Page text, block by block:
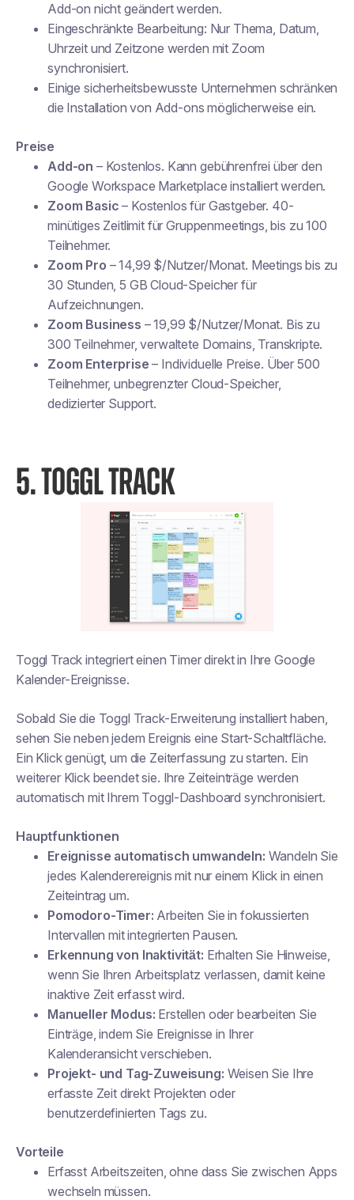
Add-on nicht geändert werden.
Eingeschränkte Bearbeitung: Nur Thema, Datum,
Uhrzeit und Zeitzone werden mit Zoom
synchronisiert.
Einige sicherheitsbewusste Unternehmen schränken
die Installation von Add-ons möglicherweise ein.
Preise
Add-on – Kostenlos. Kann gebührenfrei über den
Google Workspace Marketplace installiert werden.
Zoom Basic – Kostenlos für Gastgeber. 40-
minütiges Zeitlimit für Gruppenmeetings, bis zu 100
Teilnehmer.
Zoom Pro – 14,99 $/Nutzer/Monat. Meetings bis zu
30 Stunden, 5 GB Cloud-Speicher für
Aufzeichnungen.
Zoom Business – 19,99 $/Nutzer/Monat. Bis zu
300 Teilnehmer, verwaltete Domains, Transkripte.
Zoom Enterprise – Individuelle Preise. Über 500
Teilnehmer, unbegrenzter Cloud-Speicher,
dedizierter Support.
5. TOGGL TRACK
Toggl Track integriert einen Timer direkt in Ihre Google
Kalender-Ereignisse.
Sobald Sie die Toggl Track-Erweiterung installiert haben,
sehen Sie neben jedem Ereignis eine Start-Schaltfläche.
Ein Klick genügt, um die Zeiterfassung zu starten. Ein
weiterer Klick beendet sie. Ihre Zeiteinträge werden
automatisch mit Ihrem Toggl-Dashboard synchronisiert.
Hauptfunktionen
Ereignisse automatisch umwandeln: Wandeln Sie
jedes Kalenderereignis mit nur einem Klick in einen
Zeiteintrag um.
Pomodoro-Timer: Arbeiten Sie in fokussierten
Intervallen mit integrierten Pausen.
Erkennung von Inaktivität: Erhalten Sie Hinweise,
wenn Sie Ihren Arbeitsplatz verlassen, damit keine
inaktive Zeit erfasst wird.
Manueller Modus: Erstellen oder bearbeiten Sie
Einträge, indem Sie Ereignisse in Ihrer
Kalenderansicht verschieben.
Projekt- und Tag-Zuweisung: Weisen Sie Ihre
erfasste Zeit direkt Projekten oder
benutzerdefinierten Tags zu.
Vorteile
Erfasst Arbeitszeiten, ohne dass Sie zwischen Apps
wechseln müssen.